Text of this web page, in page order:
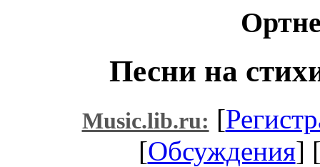
Песни на
Music.lib.ru: [
[Обсуждения]